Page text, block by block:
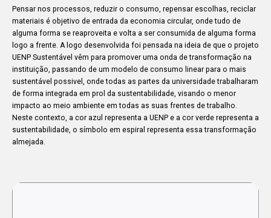
Pensar nos processos, reduzir o consumo, repensar escolhas, reciclar
materiais é objetivo de entrada da economia circular, onde tudo de
alguma forma se reaproveita e volta a ser consumida de alguma forma
logo a frente. A logo desenvolvida foi pensada na ideia de que o projeto
UENP Sustentável vêm para promover uma onda de transformação na
instituição, passando de um modelo de consumo linear para o mais
sustentável possivel, onde todas as partes da universidade trabalharam
de forma integrada em prol da sustentabilidade, visando o menor
impacto ao meio ambiente em todas as suas frentes de trabalho.
Neste contexto, a cor azul representa a UENP e a cor verde representa a
sustentabilidade, o símbolo em espiral representa essa transformação
almejada.